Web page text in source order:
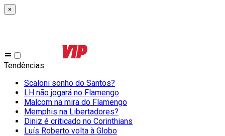
×
Tendências:
Scaloni sonho do Santos?
LH não jogará no Flamengo
Malcom na mira do Flamengo
Memphis na Libertadores?
Diniz é criticado no Corinthians
Luís Roberto volta à Globo